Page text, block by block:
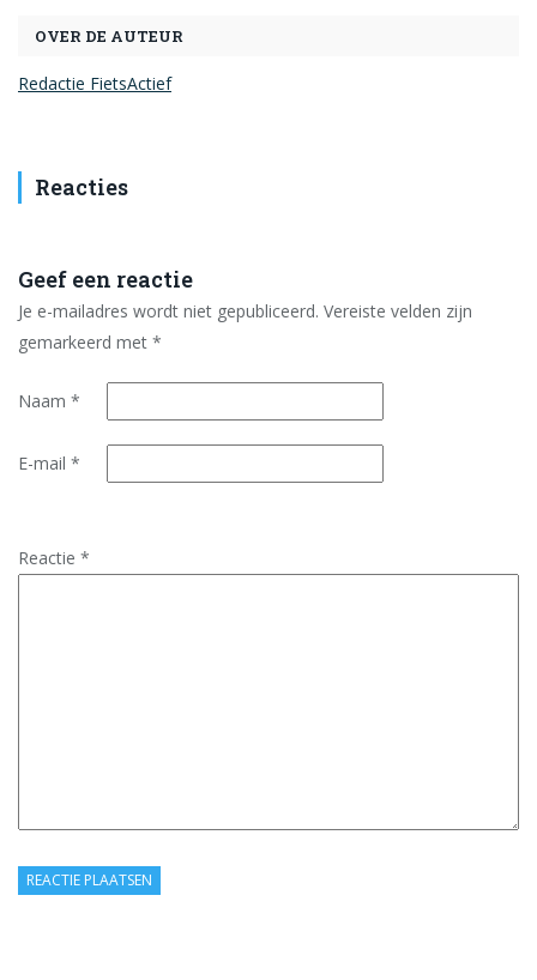
OVER DE AUTEUR
Redactie FietsActief
Reacties
Geef een reactie
Je e-mailadres wordt niet gepubliceerd. Vereiste velden zijn
gemarkeerd met *
Naam *
E-mail *
Reactie *